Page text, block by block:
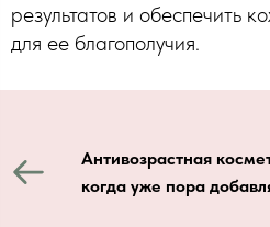
результатов и обеспечить
для ее благополучия.
Антивозрастная
когда уже пора